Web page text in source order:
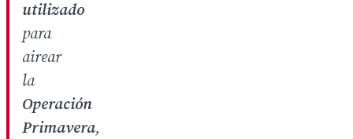
utilizado
para
airear
la
Operación
Primavera,